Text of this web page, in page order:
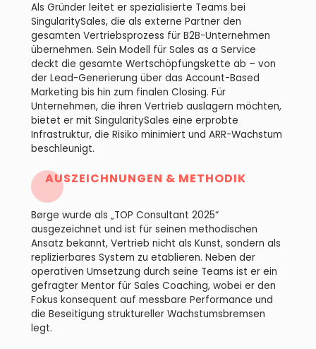
Als Gründer leitet er spezialisierte Teams bei
SingularitySales, die als externe Partner den
gesamten Vertriebsprozess für B2B-Unternehmen
übernehmen. Sein Modell für Sales as a Service
deckt die gesamte Wertschöpfungskette ab – von
der Lead-Generierung über das Account-Based
Marketing bis hin zum finalen Closing. Für
Unternehmen, die ihren Vertrieb auslagern möchten,
bietet er mit SingularitySales eine erprobte
Infrastruktur, die Risiko minimiert und ARR-Wachstum
beschleunigt.
AUSZEICHNUNGEN & METHODIK
Børge wurde als „TOP Consultant 2025“
ausgezeichnet und ist für seinen methodischen
Ansatz bekannt, Vertrieb nicht als Kunst, sondern als
replizierbares System zu etablieren. Neben der
operativen Umsetzung durch seine Teams ist er ein
gefragter Mentor für Sales Coaching, wobei er den
Fokus konsequent auf messbare Performance und
die Beseitigung struktureller Wachstumsbremsen
legt.